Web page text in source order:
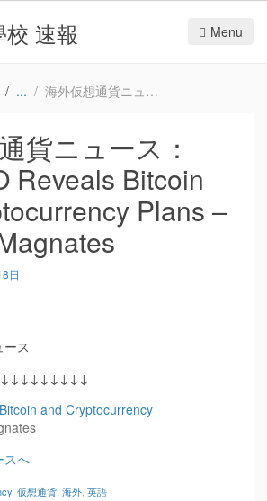
速報 Menu
海外仮想通貨ニュース：Visa CEO Reveals Bitcoin and Cryptocurrency Plans – Finance Magnates
貨ニュース：
Reveals Bitcoin
Plans –
日
ス
and Cryptocurrency
スへ
仮想通貨 海外 英語